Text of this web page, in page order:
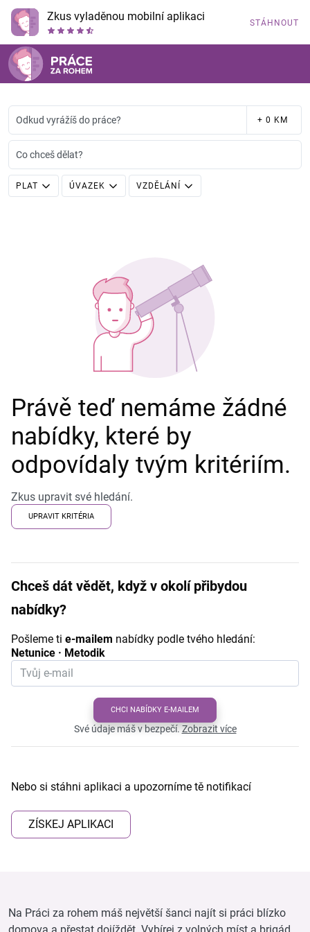
Zkus vyladěnou mobilní aplikaci STÁHNOUT
Odkud vyrážíš do práce? + 0 KM
Co chceš dělat?
PLAT ÚVAZEK VZDĚLÁNÍ
Právě teď nemáme žádné
nabídky, které by
odpovídaly tvým kritériím.
Zkus upravit své hledání.
UPRAVIT KRITÉRIA
Chceš dát vědět, když v okolí přibydou
nabídky?
Pošleme ti e-mailem nabídky podle tvého hledání:
Netunice · Metodik
CHCI NABÍDKY E-MAILEM
Své údaje máš v bezpečí.Zobrazit více
Nebo si stáhni aplikaci a upozorníme tě notifikací
ZÍSKEJ APLIKACI
Na Práci za rohem máš největší šanci najít si práci blízko
domova a přestat dojíždět. Vybírej z volných míst a brigád